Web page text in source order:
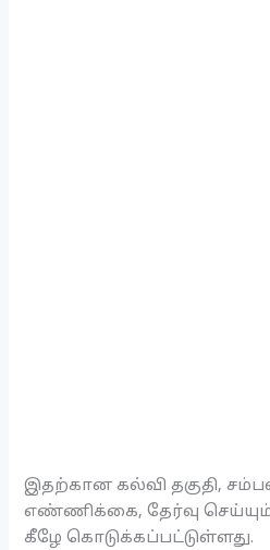
இதற்கான கல்வி தகுதி,
எண்ணிக்கை, தேர்வு
கீழே கொடுக்கப்பட்டுள்ளது.